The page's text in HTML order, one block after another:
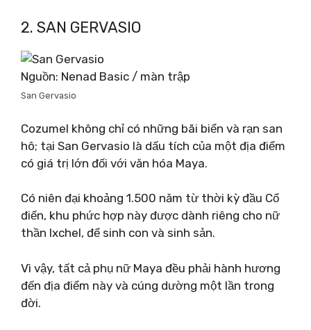
2. SAN GERVASIO
Nguồn: Nenad Basic / màn trập
San Gervasio
Cozumel không chỉ có những bãi biển và rạn san
hô; tại San Gervasio là dấu tích của một địa điểm
có giá trị lớn đối với văn hóa Maya.
Có niên đại khoảng 1.500 năm từ thời kỳ đầu Cổ
điển, khu phức hợp này được dành riêng cho nữ
thần Ixchel, để sinh con và sinh sản.
Vì vậy, tất cả phụ nữ Maya đều phải hành hương
đến địa điểm này và cúng dường một lần trong
đời.